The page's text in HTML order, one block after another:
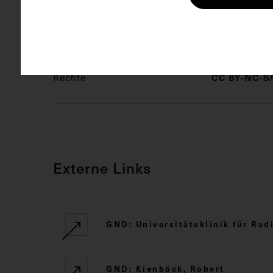
Rechte CC BY-NC-
Externe Links
GND: Universitätsklinik für
GND: Kienböck, Robert